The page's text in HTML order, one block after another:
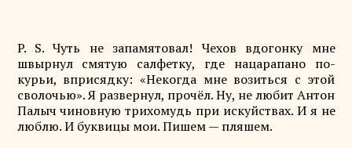
P. S. Чуть не запамятовал! Чехов вдогонку мне
швырнул смятую салфетку, где нацарапано по-
курьи, вприсядку: «Некогда мне возиться с этой
сволочью». Я развернул, прочёл. Ну, не любит Антон
Палыч чиновную трихомудь при искуйствах. И я не
люблю. И буквицы мои. Пишем — пляшем.